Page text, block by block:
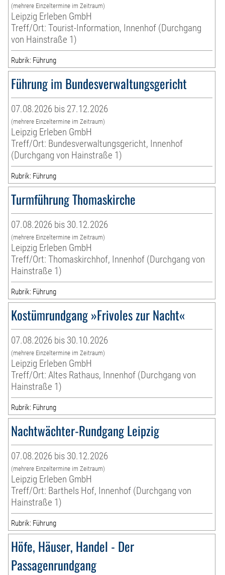
(mehrere Einzeltermine im Zeitraum)
Leipzig Erleben GmbH
Treff/Ort: Tourist-Information, Innenhof (Durchgang
von Hainstraße 1)
Rubrik: Führung
Führung im Bundesverwaltungsgericht
07.08.2026 bis 27.12.2026
(mehrere Einzeltermine im Zeitraum)
Leipzig Erleben GmbH
Treff/Ort: Bundesverwaltungsgericht, Innenhof
(Durchgang von Hainstraße 1)
Rubrik: Führung
Turmführung Thomaskirche
07.08.2026 bis 30.12.2026
(mehrere Einzeltermine im Zeitraum)
Leipzig Erleben GmbH
Treff/Ort: Thomaskirchhof, Innenhof (Durchgang von
Hainstraße 1)
Rubrik: Führung
Kostümrundgang »Frivoles zur Nacht«
07.08.2026 bis 30.10.2026
(mehrere Einzeltermine im Zeitraum)
Leipzig Erleben GmbH
Treff/Ort: Altes Rathaus, Innenhof (Durchgang von
Hainstraße 1)
Rubrik: Führung
Nachtwächter-Rundgang Leipzig
07.08.2026 bis 30.12.2026
(mehrere Einzeltermine im Zeitraum)
Leipzig Erleben GmbH
Treff/Ort: Barthels Hof, Innenhof (Durchgang von
Hainstraße 1)
Rubrik: Führung
Höfe, Häuser, Handel - Der
Passagenrundgang